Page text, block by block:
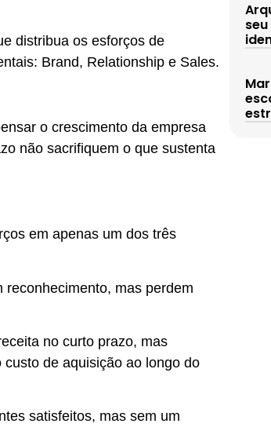
distribua os esforços de
Brand, Relationship e Sales.
o crescimento da empresa
não sacrifiquem o que sustenta
em apenas um dos três
mas perdem
no curto prazo, mas
de aquisição ao longo do
satisfeitos, mas sem um